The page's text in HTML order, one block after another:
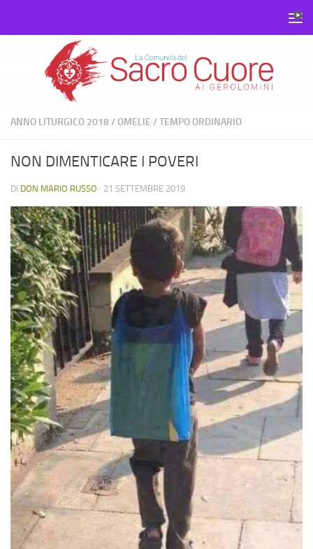
ANNO LITURGICO 2018/OMELIE /TEMPO ORDINARIO
NON DIMENTICARE I POVERI
DI DON MARIO RUSSO · 21 SETTEMBRE 2019